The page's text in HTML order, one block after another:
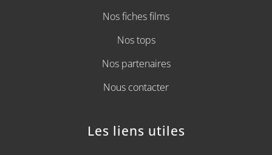
Nos fiches films
Nos tops
Nos partenaires
Nous contacter
Les liens utiles